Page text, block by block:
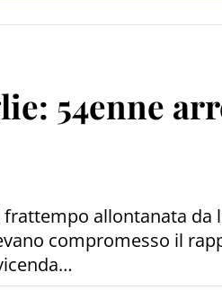
54enne
frattempo allontanata
compromesso il